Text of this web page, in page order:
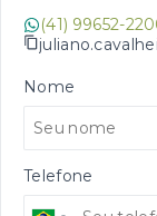
(41) 99652-
Nome
Telefone